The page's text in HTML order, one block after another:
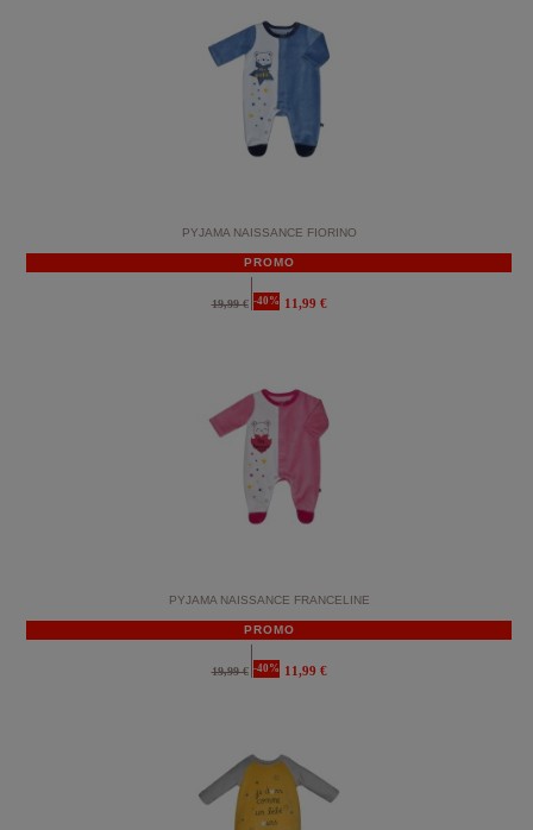
PYJAMA NAISSANCE FIORINO
PROMO
19,99 € -40% 11,99 €
PYJAMA NAISSANCE FRANCELINE
PROMO
19,99 € -40% 11,99 €